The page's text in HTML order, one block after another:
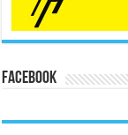
Facebook